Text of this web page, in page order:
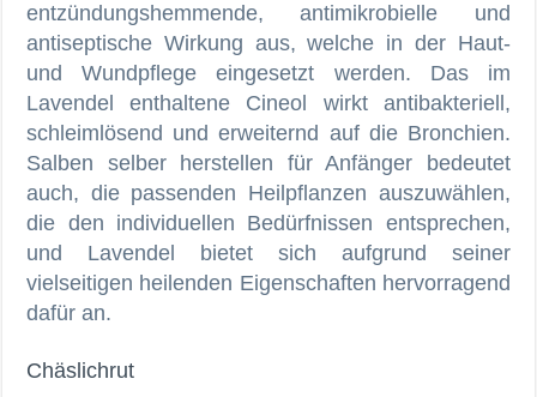
entzündungshemmende, antimikrobielle und
antiseptische Wirkung aus, welche in der Haut-
und Wundpflege eingesetzt werden. Das im
Lavendel enthaltene Cineol wirkt antibakteriell,
schleimlösend und erweiternd auf die Bronchien.
Salben selber herstellen für Anfänger bedeutet
auch, die passenden Heilpflanzen auszuwählen,
die den individuellen Bedürfnissen entsprechen,
und Lavendel bietet sich aufgrund seiner
vielseitigen heilenden Eigenschaften hervorragend
dafür an.
Chäslichrut